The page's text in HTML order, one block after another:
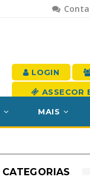
LOGIN
ASSECOR
MAIS
CATEGORIAS